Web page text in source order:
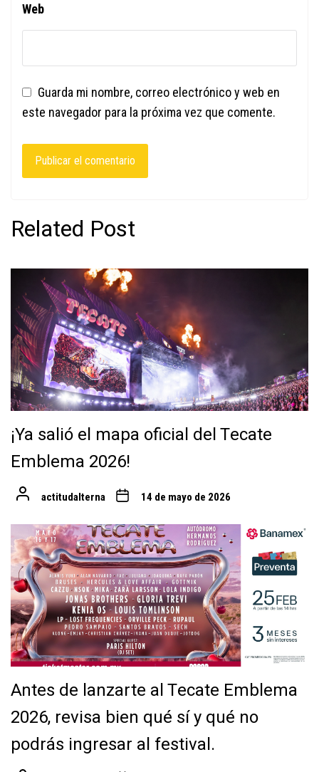
Web
Guarda mi nombre, correo electrónico y web en
este navegador para la próxima vez que comente.
Related Post
¡Ya salió el mapa oficial del Tecate
Emblema 2026!
actitudalterna 14 de mayo de 2026
Antes de lanzarte al Tecate Emblema
2026, revisa bien qué sí y qué no
podrás ingresar al festival.